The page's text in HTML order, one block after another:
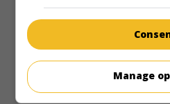
Fr. 2012. Comédiede Olivier
Elmaleh
.
de foot bretonne, un joueur
Durée:
Manage